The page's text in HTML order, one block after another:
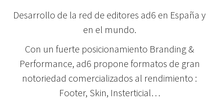
Desarrollo de la red de editores ad6 en España y
en el mundo.
Con un fuerte posicionamiento Branding &
Performance, ad6 propone formatos de gran
notoriedad comercializados al rendimiento :
Footer, Skin, Insterticial…